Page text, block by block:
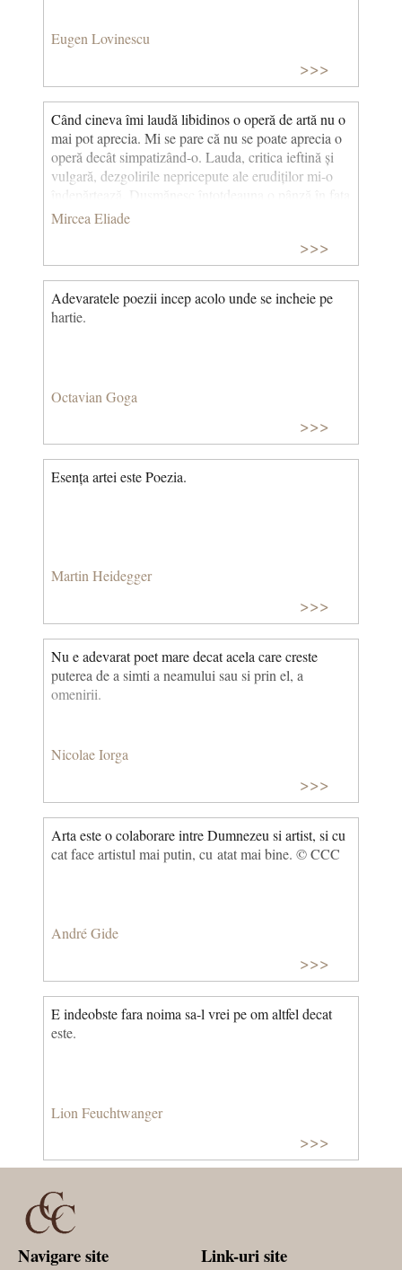
Eugen Lovinescu
>>>
Când cineva îmi laudă libidinos o operă de artă nu o
mai pot aprecia. Mi se pare că nu se poate aprecia o
operă decât simpatizând-o. Lauda, critica ieftină și
vulgară, dezgolirile nepricepute ale erudiților mi-o
îndepărtează. Dușmănesc întotdeauna o pânză în fața
căreia au exclamat alături de mine douăzeci de
mânjit-o. Comentariile și aprecierile m-au silit să
reacționez involuntar. Încerc să nu mă arăt emoționat.
Ceea ce dovedește pentru ceilalți că n-am gust
artistic. În muzee, cu grupul, nu găsesc reculegerea
necesară inițierii. Ci numai o dezgustătoare
Mircea Eliade
>>>
Adevaratele poezii incep acolo unde se incheie pe
hartie.
Octavian Goga
>>>
Esența artei este Poezia.
Martin Heidegger
>>>
Nu e adevarat poet mare decat acela care creste
puterea de a simti a neamului sau si prin el, a
omenirii.
Nicolae Iorga
>>>
Arta este o colaborare intre Dumnezeu si artist, si cu
cat face artistul mai putin, cu atat mai bine. © CCC
André Gide
>>>
E indeobste fara noima sa-l vrei pe om altfel decat
este.
Lion Feuchtwanger
>>>
Navigare site Link-uri site